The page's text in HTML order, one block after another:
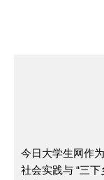
今日大学生网作
社会实践与 “三